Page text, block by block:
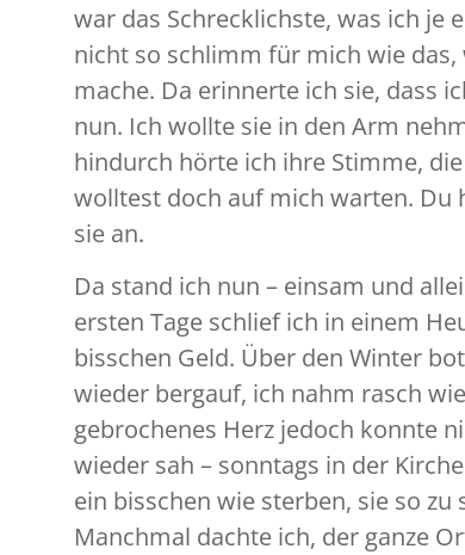
war das Schrecklichste, was ich je
nicht so schlimm für mich wie das,
mache. Da erinnerte ich sie, dass
nun. Ich wollte sie in den Arm
hindurch hörte ich ihre Stimme,
wolltest doch auf mich warten. Du
sie an.
Da stand ich nun – einsam und
ersten Tage schlief ich in einem
bisschen Geld. Über den Winter
wieder bergauf, ich nahm rasch
gebrochenes Herz jedoch konnte
wieder sah – sonntags in der
ein bisschen wie sterben, sie so
Manchmal dachte ich, der ganze